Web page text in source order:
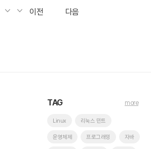
이전 다음
TAG
Linux 리눅스 민트
운영체제 프로그래밍 자바
more